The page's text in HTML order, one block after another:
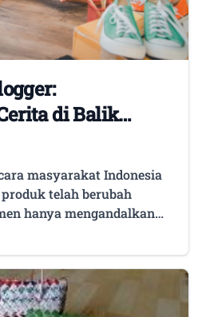
di Balik
masyarakat Indonesia
telah berubah
hanya mengandalkan
produk. Sekarang, mereka
nyata dari orang
produk tersebut.
paling dipercaya adalah